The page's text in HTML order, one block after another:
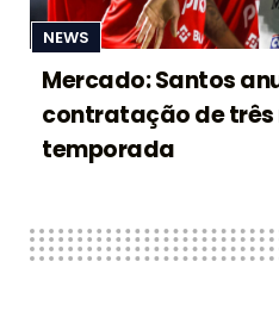
NEWS
Mercado: Santos
contratação de
temporada